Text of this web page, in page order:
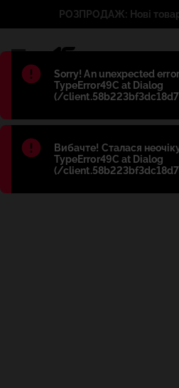
Błąd:
Sorry! An unexpected
TypeError49C at Dialog
(/
Błąd:
Вибачте! Сталася
TypeError49C at Dialog
(/
РОЗПРОДАЖ: Нові